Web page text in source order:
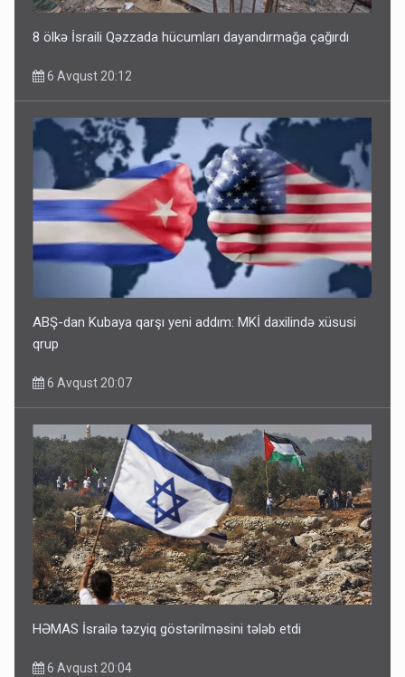
8 ölkə İsraili Qəzzada hücumları dayandırmağa çağırdı
6 Avqust 20:12
ABŞ-dan Kubaya qarşı yeni addım: MKİ daxilində xüsusi
qrup
6 Avqust 20:07
HƏMAS İsrailə təzyiq göstərilməsini tələb etdi
6 Avqust 20:04